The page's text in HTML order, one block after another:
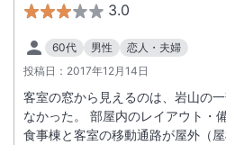
3.0
60代 男性
恋人・夫婦
投稿日： 2017年12月14日
客室の窓から見えるのは、岩山の
なかった。 部屋内のレイアウト・
食事棟と客室の移動通路が屋外（